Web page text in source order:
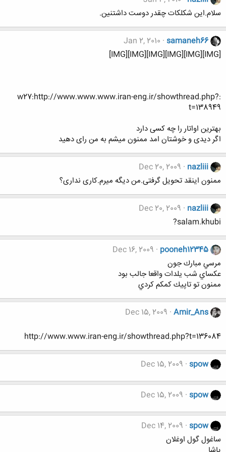
سلام.این شکلکات چقدر دوست داشتنین.
samaneh66
Jan 2, 2010
[IMG][IMG][IMG][IMG][IMG][IMG]
:w27:http://www.www.www.iran-eng.ir/showthread.php?
t=138949
بهترین اواتار را چه کسی دارد
اگر دیدی و خوشتان امد ممنون میشم به من رای دهید
nazliii
Dec 20, 2009
ممنون اینقد تحویل گرفتی.من دیگه میرم.کاری نداری؟
nazliii
Dec 20, 2009
salam.khubi?
pooneh12345
Dec 16, 2009
مرسي مبارك جون
عكساي شب يلدات واقعا جالب بود
ممنون تو تاپيك كمكم كردي
Amir_Ans
Dec 15, 2009
http://www.www.iran-eng.ir/showthread.php?t=136084
spow
Dec 15, 2009
spow
Dec 15, 2009
spow
Dec 14, 2009
ساغول گول اوغلان